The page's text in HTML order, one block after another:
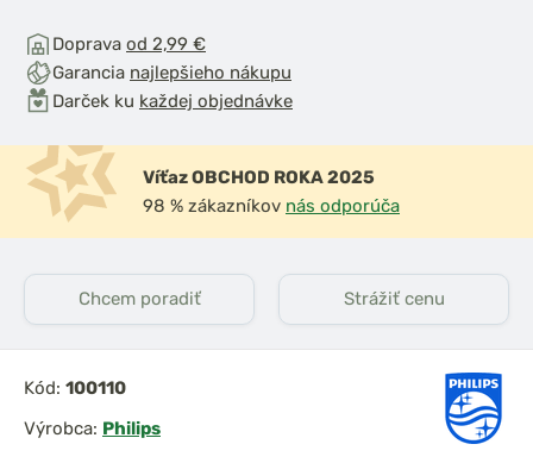
Doprava od 2,99 €
Garancia najlepšieho nákupu
Darček ku každej objednávke
Víťaz OBCHOD ROKA 2025
98 % zákazníkov nás odporúča
Chcem poradiť Strážiť cenu
Kód: 100110
Výrobca: Philips